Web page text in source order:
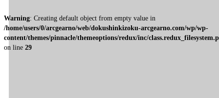
Warning: Creating default object from empty value in
/home/users/0/arcgearno/web/dokushinkizoku-arcgearno.com/wp/wp-
content/themes/pinnacle/themeoptions/redux/inc/
on line 29